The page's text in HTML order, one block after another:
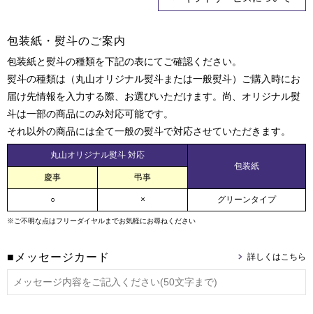
包装紙・熨斗のご案内
包装紙と熨斗の種類を下記の表にてご確認ください。
熨斗の種類は（丸山オリジナル熨斗または一般熨斗）ご購入時にお
届け先情報を入力する際、お選びいただけます。尚、オリジナル熨
斗は一部の商品にのみ対応可能です。
それ以外の商品には全て一般の熨斗で対応させていただきます。
丸山オリジナル熨斗 対応
包装紙
慶事
弔事
○ × グリーンタイプ
※ご不明な点はフリーダイヤルまでお気軽にお尋ねください
■メッセージカード